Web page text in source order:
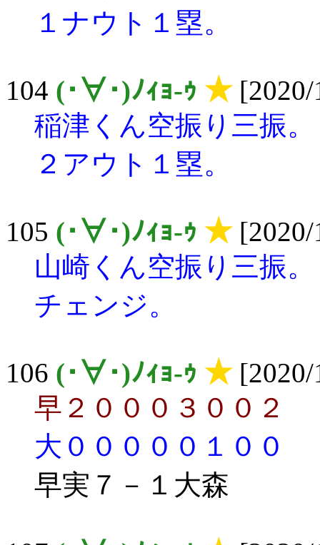
１ナウト１塁。
104 (･∀･)ﾉｨｮ-ｩ ★[2020/
稲津くん空振り三振。
２アウト１塁。
105 (･∀･)ﾉｨｮ-ｩ ★[2020/
山崎くん空振り三振。
チェンジ。
106 (･∀･)ﾉｨｮ-ｩ ★[2020/
早２０００３００２
大０００００１００
早実７－１大森